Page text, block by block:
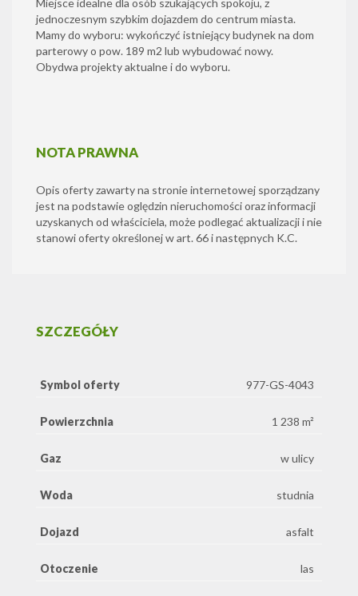
Miejsce idealne dla osób szukających spokoju, z
jednoczesnym szybkim dojazdem do centrum miasta.
Mamy do wyboru: wykończyć istniejący budynek na dom
parterowy o pow. 189 m2 lub wybudować nowy.
Obydwa projekty aktualne i do wyboru.
NOTA PRAWNA
Opis oferty zawarty na stronie internetowej sporządzany
jest na podstawie oględzin nieruchomości oraz informacji
uzyskanych od właściciela, może podlegać aktualizacji i nie
stanowi oferty określonej w art. 66 i następnych K.C.
SZCZEGÓŁY
Symbol oferty 977-GS-4043
Powierzchnia 1 238 m²
Gaz w ulicy
Woda studnia
Dojazd asfalt
Otoczenie las